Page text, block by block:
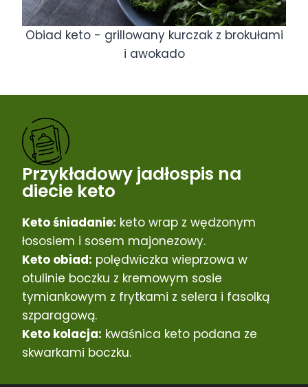
Obiad keto - grillowany kurczak z brokułami
i awokado
Przykładowy jadłospis na
diecie keto
Keto śniadanie: keto wrap z wędzonym
łososiem i sosem majonezowy.
Keto obiad: polędwiczka wieprzowa w
otulinie boczku z kremowym sosie
tymiankowym z frytkami z selera i fasolką
szparagową.
Keto kolacja: kwaśnica keto podana ze
skwarkami boczku.